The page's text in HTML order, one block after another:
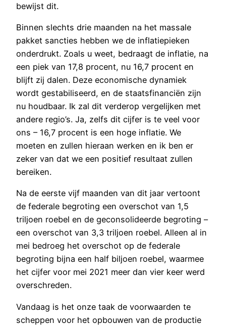
bewijst dit.
Binnen slechts drie maanden na het massale
pakket sancties hebben we de inflatiepieken
onderdrukt. Zoals u weet, bedraagt de inflatie, na
een piek van 17,8 procent, nu 16,7 procent en
blijft zij dalen. Deze economische dynamiek
wordt gestabiliseerd, en de staatsfinanciën zijn
nu houdbaar. Ik zal dit verderop vergelijken met
andere regio’s. Ja, zelfs dit cijfer is te veel voor
ons – 16,7 procent is een hoge inflatie. We
moeten en zullen hieraan werken en ik ben er
zeker van dat we een positief resultaat zullen
bereiken.
Na de eerste vijf maanden van dit jaar vertoont
de federale begroting een overschot van 1,5
triljoen roebel en de geconsolideerde begroting –
een overschot van 3,3 triljoen roebel. Alleen al in
mei bedroeg het overschot op de federale
begroting bijna een half biljoen roebel, waarmee
het cijfer voor mei 2021 meer dan vier keer werd
overschreden.
Vandaag is het onze taak de voorwaarden te
scheppen voor het opbouwen van de productie